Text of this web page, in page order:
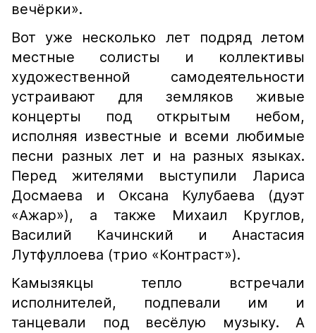
вечёрки».
Вот уже несколько лет подряд летом
местные солисты и коллективы
художественной самодеятельности
устраивают для земляков живые
концерты под открытым небом,
исполняя известные и всеми любимые
песни разных лет и на разных языках.
Перед жителями выступили Лариса
Досмаева и Оксана Кулубаева (дуэт
«Ажар»), а также Михаил Круглов,
Василий Качинский и Анастасия
Лутфуллоева (трио «Контраст»).
Камызякцы тепло встречали
исполнителей, подпевали им и
танцевали под весёлую музыку. А